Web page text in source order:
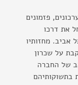
פזמונים
את דרכו
אביב. מחזותיו
על שכרון
של החברה
בתשוקותיהם